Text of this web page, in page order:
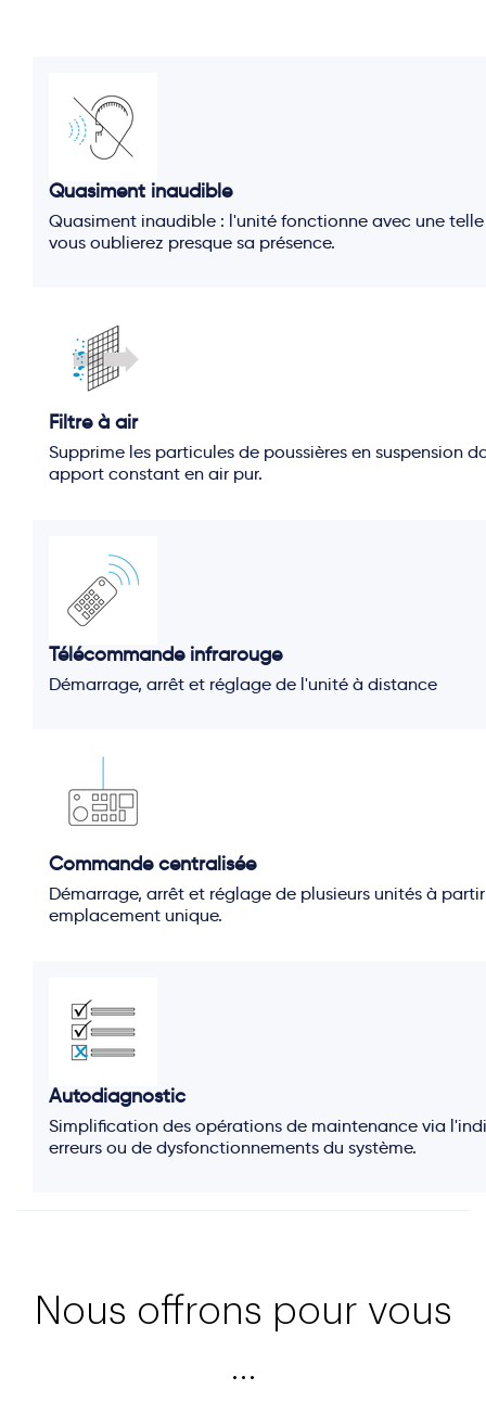
Quasiment inaudible
Quasiment inaudible : l'unité fonctionne avec une
vous oublierez presque sa présence.
Filtre à air
Supprime les particules de poussières en suspension
apport constant en air pur.
Télécommande infrarouge
Démarrage, arrêt et réglage de l'unité à distance
Commande centralisée
Démarrage, arrêt et réglage de plusieurs unités à
emplacement unique.
Autodiagnostic
Simplification des opérations de maintenance via
erreurs ou de dysfonctionnements du système.
Nous offrons pour vous
…